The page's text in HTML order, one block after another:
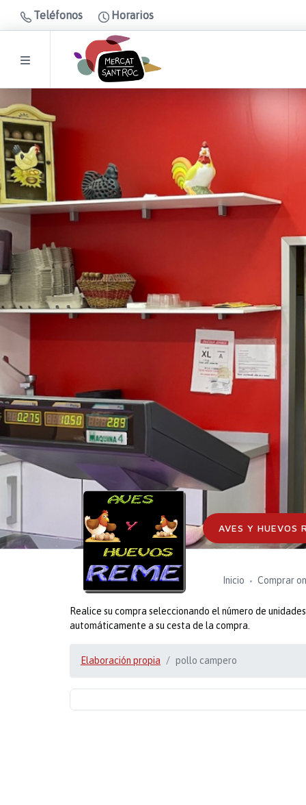
Teléfonos Horarios
AVES Y HUEVOS
Inicio Comprar
Realice su compra seleccionando el número de
automáticamente a su cesta de la compra.
Elaboración propia pollo campero